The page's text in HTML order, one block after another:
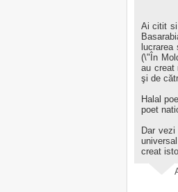
Ai citit si
(\"În
au creat
şi de
Halal
poet
Dar
creat